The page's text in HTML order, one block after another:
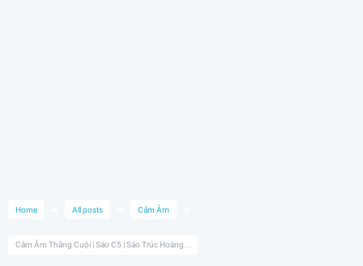
Home All posts Cảm Âm
Cảm Âm Thằng Cuội | Sáo C5 | Sáo Trúc Hoàng...